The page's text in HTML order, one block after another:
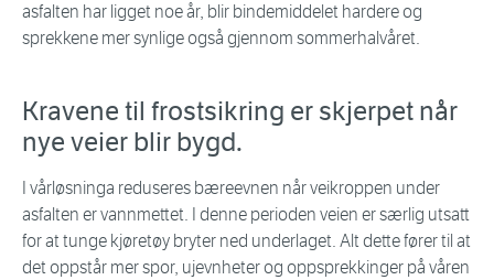
asfalten har ligget noe år, blir bindemiddelet hardere og
sprekkene mer synlige også gjennom sommerhalvåret.
Kravene til frostsikring er skjerpet når
nye veier blir bygd.
I vårløsninga reduseres bæreevnen når veikroppen under
asfalten er vannmettet. I denne perioden veien er særlig utsatt
for at tunge kjøretøy bryter ned underlaget. Alt dette fører til at
det oppstår mer spor, ujevnheter og oppsprekkinger på våren